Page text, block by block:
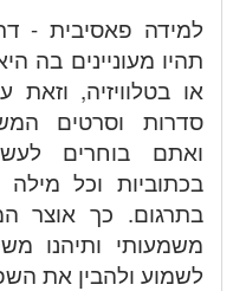
למידה פאסיבית -
תהיו מעוניינים בה
או בטלוויזיה, וזאת
סדרות וסרטים
ואתם בוחרים
בכתוביות וכל
בתרגום. כך אוצר
משמעותי ותיהנו
לשמוע ולהבין את